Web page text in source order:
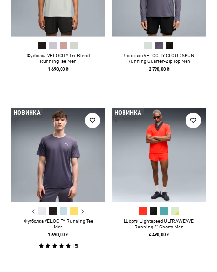
Футболка VELOCITY Tri-Blend
Running Tee Men
1 690,00 ₴
Лонгслів VELOCITY CLOUDSPUN
Running Quarter-Zip Top Men
2 790,00 ₴
НОВИНКА
Футболка VELOCITY Running Tee
Men
1 690,00 ₴
(5)
НОВИНКА
Шорти Lightspeed ULTRAWEAVE
Running 2" Shorts Men
4 490,00 ₴